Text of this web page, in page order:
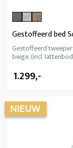
Gestoffeerd bed
Gestoffeerd
beige. (incl.
1.299,-